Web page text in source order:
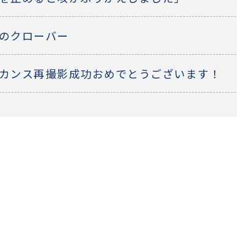
クローバー
ンス再撮影成功おめでとうございます！